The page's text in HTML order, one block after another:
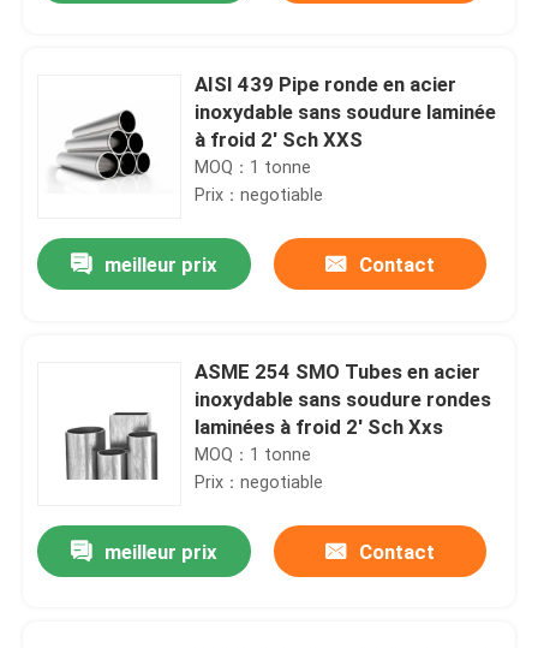
AISI 439 Pipe ronde en acier
inoxydable sans soudure laminée
à froid 2' Sch XXS
MOQ：1 tonne
Prix：negotiable
meilleur prix Contact
ASME 254 SMO Tubes en acier
inoxydable sans soudure rondes
laminées à froid 2' Sch Xxs
MOQ：1 tonne
Prix：negotiable
meilleur prix Contact